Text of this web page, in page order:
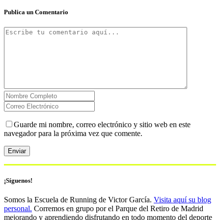
Publica un Comentario
Guarde mi nombre, correo electrónico y sitio web en este
navegador para la próxima vez que comente.
¡Síguenos!
Somos la Escuela de Running de Victor García. Visita aquí su blog
personal. Corremos en grupo por el Parque del Retiro de Madrid
mejorando y aprendiendo disfrutando en todo momento del deporte